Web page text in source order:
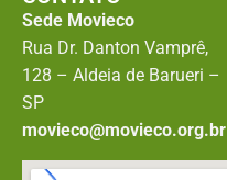
Sede Movieco
Rua Dr. Danton Vamprê,
128 – Aldeia de Barueri –
SP
movieco@movieco.org.br